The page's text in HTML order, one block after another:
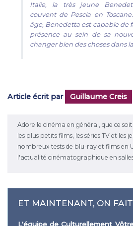
Italie, la très jeune
couvent de Pescia en
âge, Benedetta est capable de
présence au sein de sa
changer bien des choses dans
Article écrit par Guillaume Creis
Adore le cinéma en général, que ce
les plus petits films, les séries TV et les
nombreux tests de blu-ray et films en
l'actualité cinématographique en
ET MAINTENANT, ON
L'équipe de Culturellement